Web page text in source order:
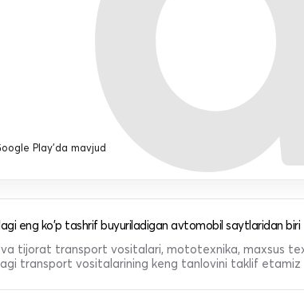
Play'da mavjud
eng ko'p tashrif buyuriladigan avtomobil saytlaridan biri
tijorat transport vositalari, mototexnika, maxsus
transport vositalarining keng tanlovini taklif etamiz